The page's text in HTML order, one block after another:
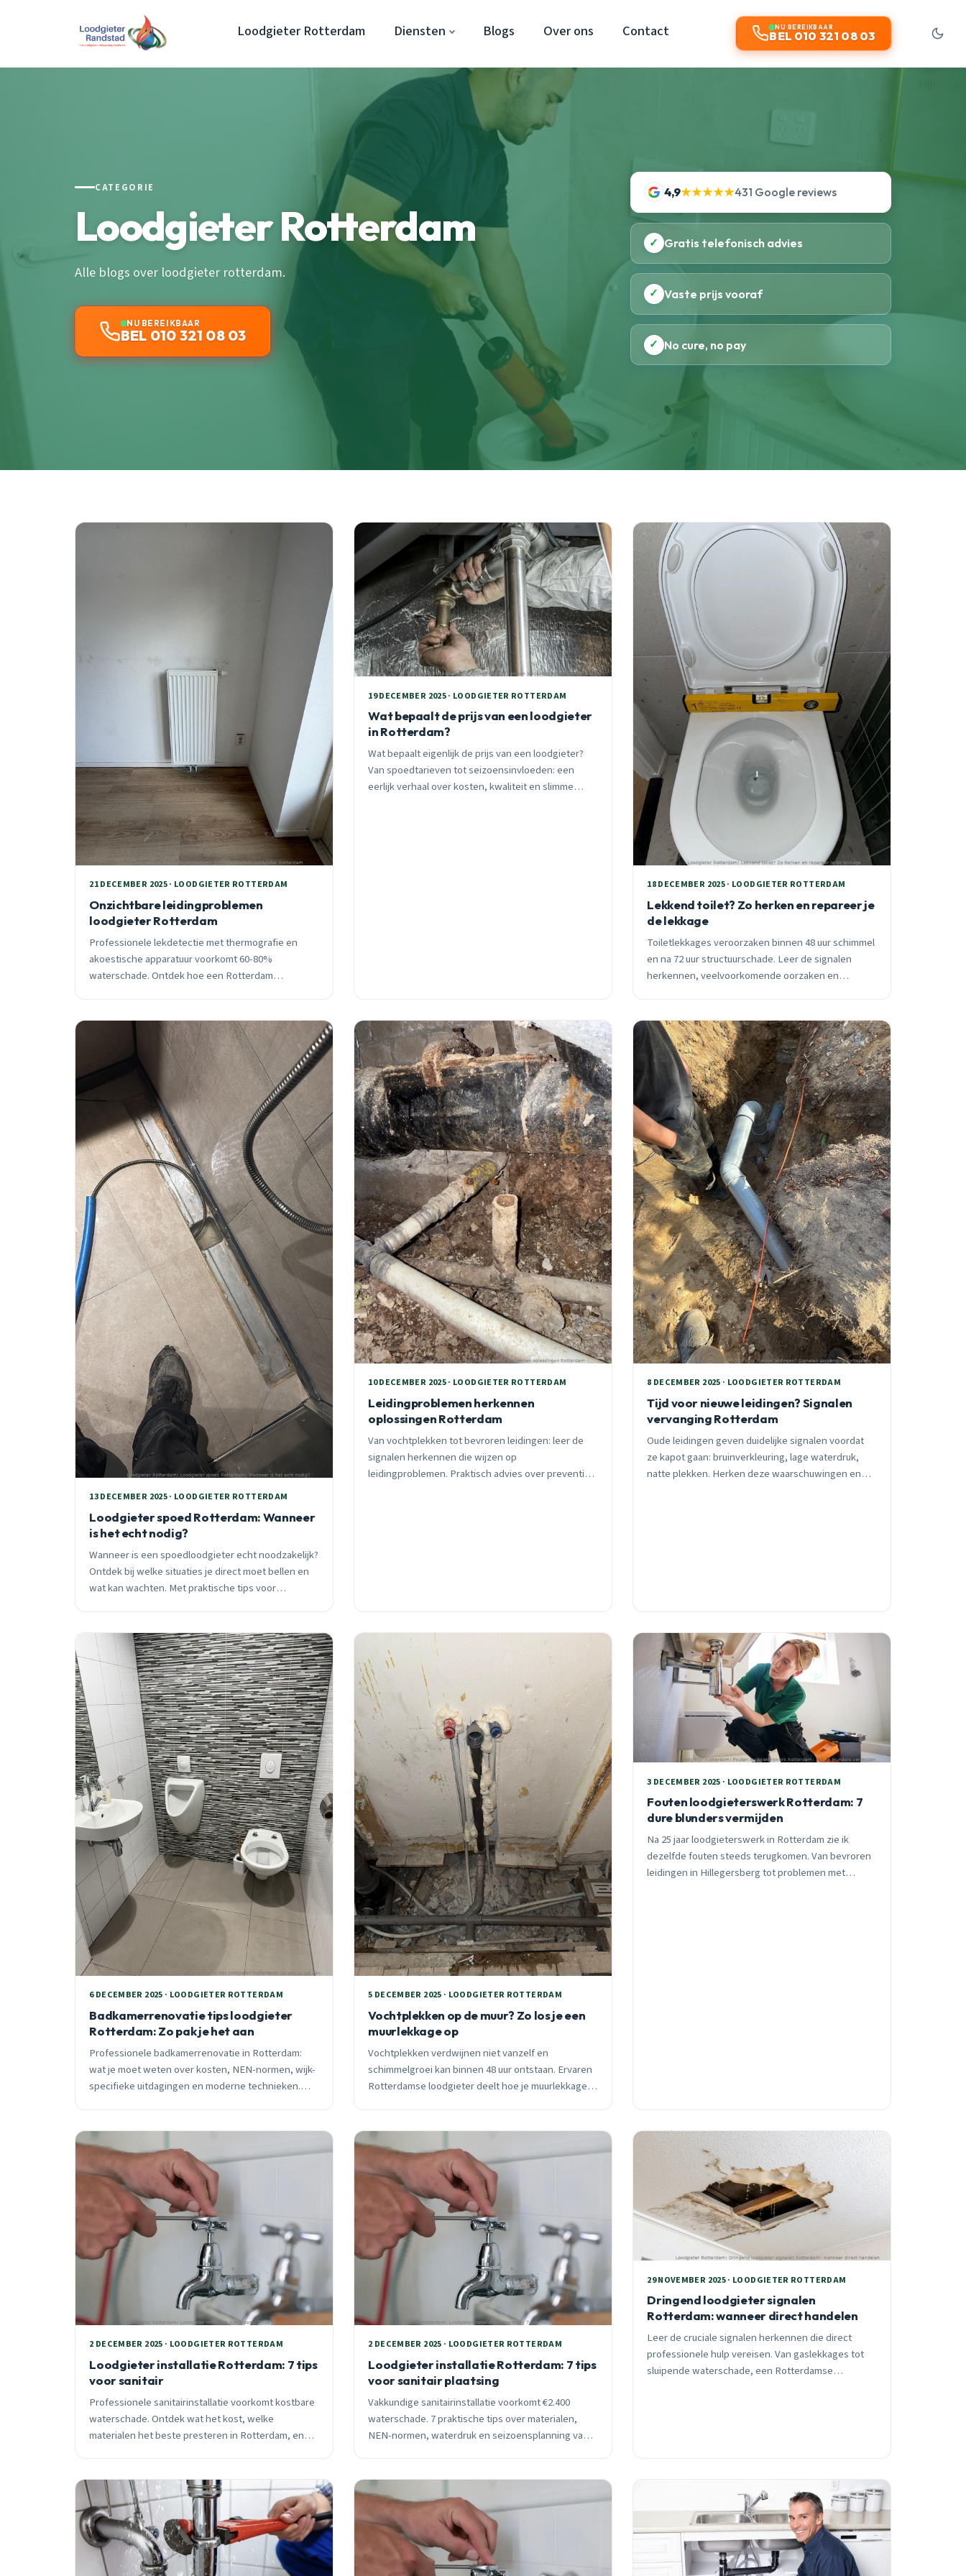
Loodgieter Rotterdam Diensten Blogs Over ons Contact NU BEREIKBAAR
BEL 010 321 08 03
CATEGORIE
Loodgieter Rotterdam
Alle blogs over loodgieter rotterdam.
NU BEREIKBAAR
BEL 010 321 08 03
4,9★★★★★431 Google reviews
✓ Gratis telefonisch advies
✓ Vaste prijs vooraf
✓ No cure, no pay
21 DECEMBER 2025 · LOODGIETER ROTTERDAM
Onzichtbare leidingproblemen
loodgieter Rotterdam
Professionele lekdetectie met thermografie en
akoestische apparatuur voorkomt 60-80%
waterschade. Ontdek hoe een Rotterdam
19 DECEMBER 2025 · LOODGIETER ROTTERDAM
Wat bepaalt de prijs van een loodgieter
in Rotterdam?
Wat bepaalt eigenlijk de prijs van een loodgieter?
Van spoedtarieven tot seizoensinvloeden: een
eerlijk verhaal over kosten, kwaliteit en slimme
18 DECEMBER 2025 · LOODGIETER ROTTERDAM
Lekkend toilet? Zo herken en repareer je
de lekkage
Toiletlekkages veroorzaken binnen 48 uur schimmel
en na 72 uur structuurschade. Leer de signalen
herkennen, veelvoorkomende oorzaken en
13 DECEMBER 2025 · LOODGIETER ROTTERDAM
Loodgieter spoed Rotterdam: Wanneer
is het echt nodig?
Wanneer is een spoedloodgieter echt noodzakelijk?
Ontdek bij welke situaties je direct moet bellen en
wat kan wachten. Met praktische tips voor
10 DECEMBER 2025 · LOODGIETER ROTTERDAM
Leidingproblemen herkennen
oplossingen Rotterdam
Van vochtplekken tot bevroren leidingen: leer de
signalen herkennen die wijzen op
leidingproblemen. Praktisch advies over preventie,
8 DECEMBER 2025 · LOODGIETER ROTTERDAM
Tijd voor nieuwe leidingen? Signalen
vervanging Rotterdam
Oude leidingen geven duidelijke signalen voordat
ze kapot gaan: bruinverkleuring, lage waterdruk,
natte plekken. Herken deze waarschuwingen en
6 DECEMBER 2025 · LOODGIETER ROTTERDAM
Badkamerrenovatie tips loodgieter
Rotterdam: Zo pak je het aan
Professionele badkamerrenovatie in Rotterdam:
wat je moet weten over kosten, NEN-normen, wijk-
specifieke uitdagingen en moderne technieken.
5 DECEMBER 2025 · LOODGIETER ROTTERDAM
Vochtplekken op de muur? Zo los je een
muurlekkage op
Vochtplekken verdwijnen niet vanzelf en
schimmelgroei kan binnen 48 uur ontstaan. Ervaren
Rotterdamse loodgieter deelt hoe je muurlekkages
3 DECEMBER 2025 · LOODGIETER ROTTERDAM
Fouten loodgieterswerk Rotterdam: 7
dure blunders vermijden
Na 25 jaar loodgieterswerk in Rotterdam zie ik
dezelfde fouten steeds terugkomen. Van bevroren
leidingen in Hillegersberg tot problemen met
2 DECEMBER 2025 · LOODGIETER ROTTERDAM
Loodgieter installatie Rotterdam: 7 tips
voor sanitair
Professionele sanitairinstallatie voorkomt kostbare
waterschade. Ontdek wat het kost, welke
materialen het beste presteren in Rotterdam, en
2 DECEMBER 2025 · LOODGIETER ROTTERDAM
Loodgieter installatie Rotterdam: 7 tips
voor sanitair plaatsing
Vakkundige sanitairinstallatie voorkomt €2.400
waterschade. 7 praktische tips over materialen,
NEN-normen, waterdruk en seizoensplanning van
29 NOVEMBER 2025 · LOODGIETER ROTTERDAM
Dringend loodgieter signalen
Rotterdam: wanneer direct handelen
Leer de cruciale signalen herkennen die direct
professionele hulp vereisen. Van gaslekkages tot
sluipende waterschade, een Rotterdamse